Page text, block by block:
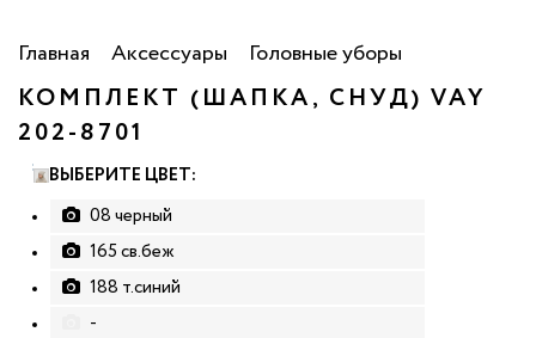
Главная Аксессуары Головные уборы
КОМПЛЕКТ (ШАПКА, СНУД) VAY
202-8701
ВЫБЕРИТЕ ЦВЕТ:
08 черный
165 св.беж
188 т.синий
-